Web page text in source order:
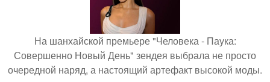
На шанхайской премьере "Человека - Паука:
Совершенно Новый День" зендея выбрала не просто
очередной наряд, а настоящий артефакт высокой моды.